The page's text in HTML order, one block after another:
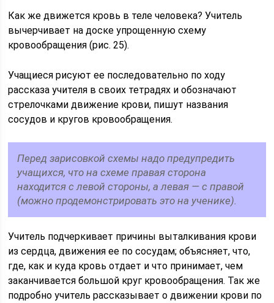
Как же движется кровь в теле человека? Учитель
вычерчивает на доске упрощенную схему
кровообращения (рис. 25).
Учащиеся рисуют ее последовательно по ходу
рассказа учителя в своих тетрадях и обозначают
стрелочками движение крови, пишут названия
сосудов и кругов кровообращения.
Перед зарисовкой схемы надо предупредить
учащихся, что на схеме правая сторона
находится с левой стороны, а левая — с правой
(можно продемонстрировать это на ученике).
Учитель подчеркивает причины выталкивания крови
из сердца, движения ее по сосудам; объясняет, что,
где, как и куда кровь отдает и что принимает, чем
заканчивается большой круг кровообращения. Так же
подробно учитель рассказывает о движении крови по